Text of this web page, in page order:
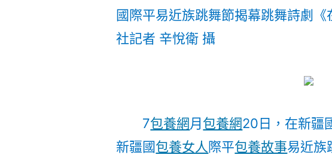
國際平易近族跳舞節揭幕跳舞詩劇《
社記者 辛悅衛 攝
7包養網月包養網20日，在新疆
新疆國包養女人際平包養故事易近族